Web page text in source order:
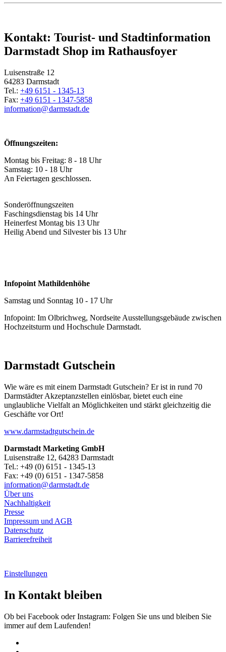
Kontakt: Tourist- und Stadtinformation
Darmstadt Shop im Rathausfoyer
Luisenstraße 12
64283 Darmstadt
Tel.: +49 6151 - 1345-13
Fax: +49 6151 - 1347-5858
information@darmstadt.de
Öffnungszeiten:
Montag bis Freitag: 8 - 18 Uhr
Samstag: 10 - 18 Uhr
An Feiertagen geschlossen.
Sonderöffnungszeiten
Faschingsdienstag bis 14 Uhr
Heinerfest Montag bis 13 Uhr
Heilig Abend und Silvester bis 13 Uhr
Infopoint Mathildenhöhe
Samstag und Sonntag 10 - 17 Uhr
Infopoint: Im Olbrichweg, Nordseite Ausstellungsgebäude zwischen
Hochzeitsturm und Hochschule Darmstadt.
Darmstadt Gutschein
Wie wäre es mit einem Darmstadt Gutschein? Er ist in rund 70
Darmstädter Akzeptanzstellen einlösbar, bietet euch eine
unglaubliche Vielfalt an Möglichkeiten und stärkt gleichzeitig die
Geschäfte vor Ort!
www.darmstadtgutschein.de
Darmstadt Marketing GmbH
Luisenstraße 12, 64283 Darmstadt
Tel.: +49 (0) 6151 - 1345-13
Fax: +49 (0) 6151 - 1347-5858
information@darmstadt.de
Über uns
Nachhaltigkeit
Presse
Impressum und AGB
Datenschutz
Barrierefreiheit
Einstellungen
In Kontakt bleiben
Ob bei Facebook oder Instagram: Folgen Sie uns und bleiben Sie
immer auf dem Laufenden!